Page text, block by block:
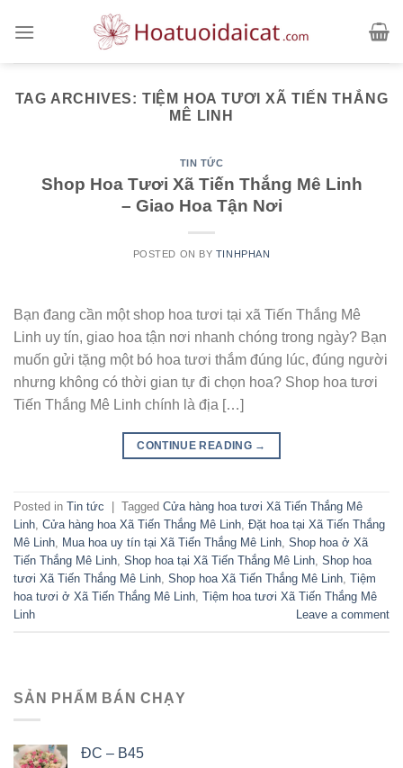
TAG ARCHIVES: TIỆM HOA TƯƠI XÃ TIẾN THẮNG
MÊ LINH
TIN TỨC
Shop Hoa Tươi Xã Tiến Thắng Mê Linh
– Giao Hoa Tận Nơi
POSTED ON BY TINHPHAN
Bạn đang cần một shop hoa tươi tại xã Tiến Thắng Mê
Linh uy tín, giao hoa tận nơi nhanh chóng trong ngày? Bạn
muốn gửi tặng một bó hoa tươi thắm đúng lúc, đúng người
nhưng không có thời gian tự đi chọn hoa? Shop hoa tươi
Tiến Thắng Mê Linh chính là địa […]
CONTINUE READING →
Posted in Tin tức Tagged Cửa hàng hoa tươi Xã Tiến Thắng Mê
Linh Cửa hàng hoa Xã Tiến Thắng Mê Linh Đặt hoa tại Xã Tiến Thắng
Mê Linh
Mua hoa uy tín tại Xã Tiến Thắng Mê Linh Shop hoa ở Xã
Tiến Thắng Mê Linh Shop hoa tại Xã Tiến Thắng Mê Linh Shop hoa
tươi Xã Tiến Thắng Mê Linh Shop hoa Xã Tiến Thắng Mê Linh Tiệm
hoa tươi ở Xã Tiến Thắng Mê Linh Tiệm hoa tươi Xã Tiến Thắng Mê
Linh
Leave a comment
SẢN PHẨM BÁN CHẠY
ĐC – B45